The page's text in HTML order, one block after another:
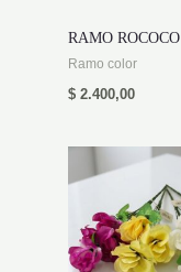
RAMO ROCOCO
Ramo color
$ 2.400,00